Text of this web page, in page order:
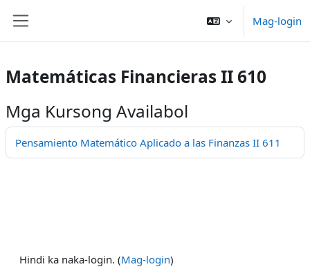
Mag-login
Matemáticas Financieras II 610
Mga Kursong Availabol
Pensamiento Matemático Aplicado a las Finanzas II 611
Hindi ka naka-login. (Mag-login)